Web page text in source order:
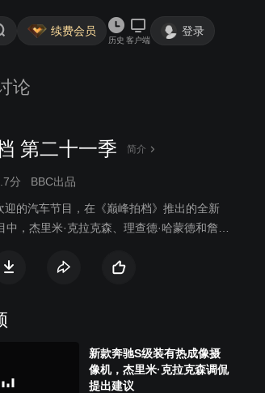
续费会员
历史 客户端
登录
论
第二十一季 简介
分 BBC出品
迎的汽车节目，在《巅峰拍档》推出的全新
中，杰里米·克拉克森、理查德·哈蒙德和詹姆
旅。他们重温了20世纪80年代经典掀背车的
比利时的刺激比赛，疯狂的梅赛德斯六轮汽
行以及詹姆·梅罕见地开上了凯特汉姆。如果
你的胃口，没关系，我们还将奉上两次恢弘
主持人驾驶卡车穿越缅甸的荒野，这或将成
新款奔驰S级装有热成像摄
像机，杰里米·克拉克森调侃
提出建议